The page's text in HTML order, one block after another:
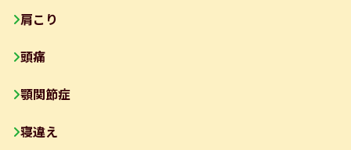
肩こり
頭痛
顎関節症
寝違え